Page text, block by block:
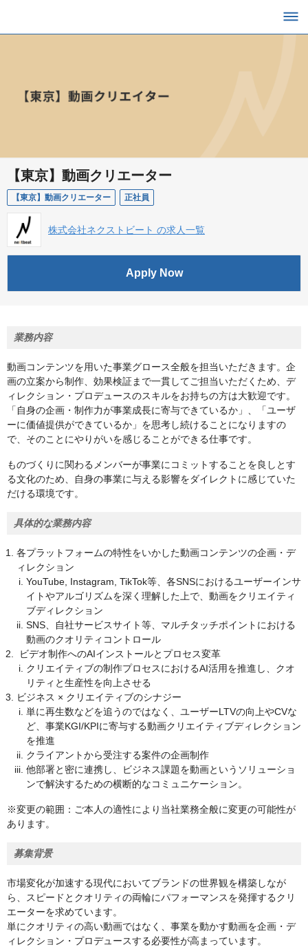
【東京】動画クリエーター
【東京】動画クリエーター 正社員
株式会社ネクストビート の求人一覧
Apply Now
業務内容
動画コンテンツを用いた事業グロース全般を担当いただきます。企
画の立案から制作、効果検証まで一貫してご担当いただくため、デ
ィレクション・プロデュースのスキルをお持ちの方は大歓迎です。
「自身の企画・制作力が事業成長に寄与できているか」、「ユーザ
ーに価値提供ができているか」を思考し続けることになりますの
で、そのことにやりがいを感じることができる仕事です。
ものづくりに関わるメンバーが事業にコミットすることを良しとす
る文化のため、自身の事業に与える影響をダイレクトに感じていた
だける環境です。
具体的な業務内容
各プラットフォームの特性をいかした動画コンテンツの企画・デ
ィレクション
YouTube, Instagram, TikTok等、各SNSにおけるユーザーインサ
イトやアルゴリズムを深く理解した上で、動画をクリエイティ
ブディレクション
SNS、自社サービスサイト等、マルチタッチポイントにおける
動画のクオリティコントロール
ビデオ制作へのAIインストールとプロセス変革
クリエイティブの制作プロセスにおけるAI活用を推進し、クオ
リティと生産性を向上させる
ビジネス × クリエイティブのシナジー
単に再生数などを追うのではなく、ユーザーLTVの向上やCVな
ど、事業KGI/KPIに寄与する動画クリエイティブディレクション
を推進
クライアントから受注する案件の企画制作
他部署と密に連携し、ビジネス課題を動画というソリューショ
ンで解決するための横断的なコミュニケーション。
※変更の範囲：ご本人の適性により当社業務全般に変更の可能性が
あります。
募集背景
市場変化が加速する現代においてブランドの世界観を構築しなが
ら、スピードとクオリティの両輪にパフォーマンスを発揮するクリ
エーターを求めています。
単にクオリティの高い動画ではなく、事業を動かす動画を企画・デ
ィレクション・プロデュースする必要性が高まっています。